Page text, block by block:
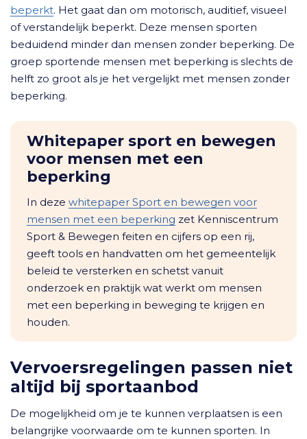
beperkt. Het gaat dan om motorisch, auditief, visueel
of verstandelijk beperkt. Deze mensen sporten
beduidend minder dan mensen zonder beperking. De
groep sportende mensen met beperking is slechts de
helft zo groot als je het vergelijkt met mensen zonder
beperking.
Whitepaper sport en bewegen
voor mensen met een
beperking
In deze whitepaper Sport en bewegen voor
mensen met een beperking zet Kenniscentrum
Sport & Bewegen feiten en cijfers op een rij,
geeft tools en handvatten om het gemeentelijk
beleid te versterken en schetst vanuit
onderzoek en praktijk wat werkt om mensen
met een beperking in beweging te krijgen en
houden.
Vervoersregelingen passen niet
altijd bij sportaanbod
De mogelijkheid om je te kunnen verplaatsen is een
belangrijke voorwaarde om te kunnen sporten. In